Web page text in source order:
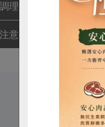
調理方式 取出奶
注意事項 本品含